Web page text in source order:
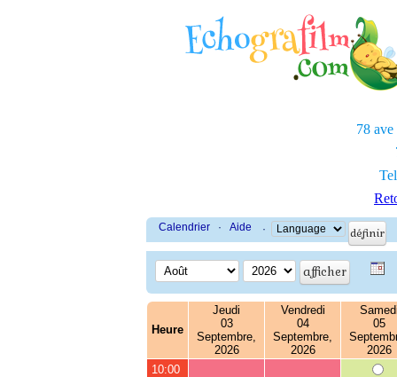
78 ave
Calendrier · Aide ·
Heure
Jeudi
03
Septembre,
2026
Vendredi
04
Septembre,
2026
05
2026
10:00